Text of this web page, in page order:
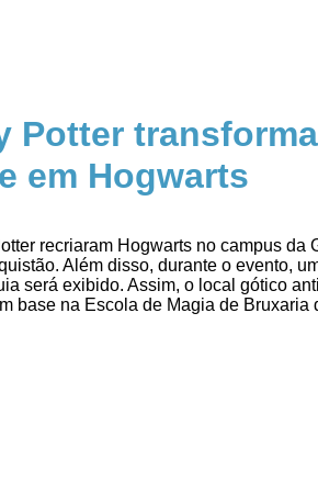
Potter
em Hogwarts
recriaram Hogwarts no campus da
Além disso, durante o evento,
será exibido. Assim, o local gótico
base na Escola de Magia de